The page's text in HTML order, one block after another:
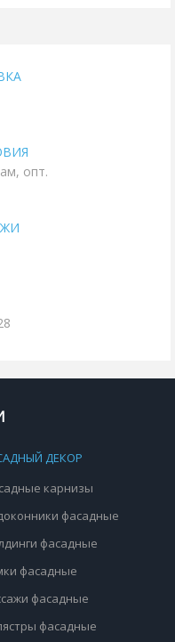
опт.
ДЕКОР
карнизы
фасадные
фасадные
фасадные
фасадные
фасадные